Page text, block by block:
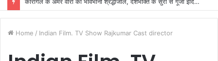
Home / Indian Film. TV Show Rajkumar Cast director